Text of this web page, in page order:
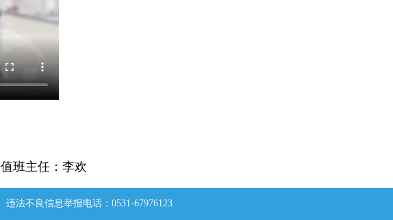
值班主任：李欢
违法不良信息举报电话：0531-67976123